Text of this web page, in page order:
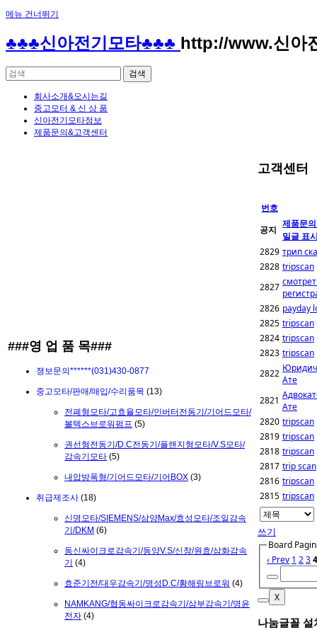
메뉴 건너뛰기
♣♣♣신아전기모타♣♣♣ http://www.신아
회사소개&오시는길
중고모터 & 신 상 품
신아전기모타정보
제품문의&고객센터
###영 업 품 목###
졍보문의******(031)430-0877
중고모타/판매/매입/수리품목 (13)
전폐형모타/고효율모타/인버터전동기/기어드모타/
볼텍스브로워펌프 (5)
권선형전동기/D.C전동기/플랜지형모타/V.S모타/
감속기모타 (5)
내압방폭형/기어드모타/기어BOX (3)
취급제조사 (18)
신명모타/SIEMENS/삼양Max/효성모타/조일감속
기/DKM (6)
동신싸이크로감속기/동양V.S/신창/원효/삼화감속
기 (4)
효준기전/대우감속기/명성D.C/황해링브로워 (4)
NAMKANG/협동싸이크로감속기/삼부감속기/명윤
전자 (4)
고객센터
번호
공지
제품문
밀글 표
2829 трип
2828 tripscan
2827
2826 payday
2825 tripscan
2824 tripscan
2823 tripscan
2822
Ате
2821
Ате
2820 tripscan
2819 tripscan
2818 tripscan
2817 trip scan
2816 tripscan
2815 tripscan
쓰기
Board
‹ Prev 1 234
X
나눔글꼴 설